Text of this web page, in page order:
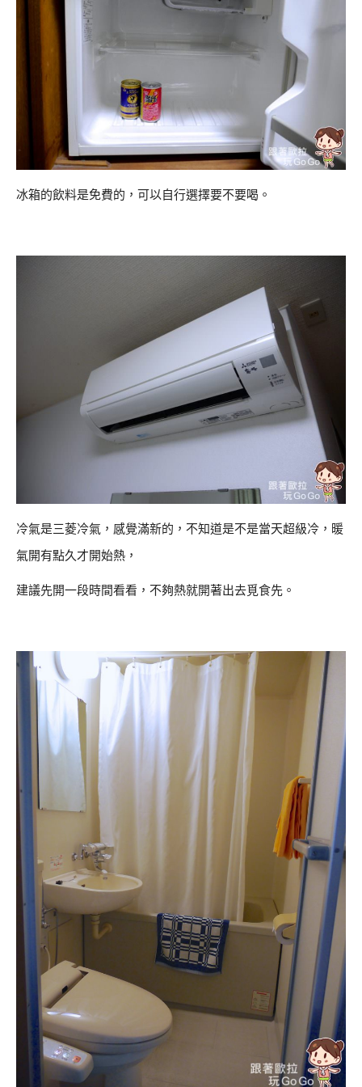
冰箱的飲料是免費的，可以自行選擇要不要喝。
冷氣是三菱冷氣，感覺滿新的，不知道是不是當天超級冷，暖
氣開有點久才開始熱，
建議先開一段時間看看，不夠熱就開著出去覓食先。